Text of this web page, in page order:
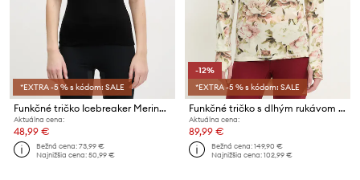
*EXTRA -5 % s kódom: SALE
Funkčné tričko Icebreaker Merino 150 Siren Sweetheart
Aktuálna cena:
48,99 €
Bežná cena:73,99 €
Najnižšia cena:50,99 €
-12%
*EXTRA -5 % s kódom: SALE
Funkčné tričko s dlhým rukávom Eivy Icecold Wool
Aktuálna cena:
89,99 €
Bežná cena:149,90 €
Najnižšia cena:102,99 €